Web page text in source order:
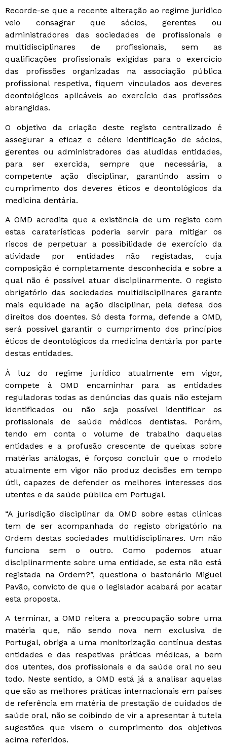
Recorde-se que a recente alteração ao regime jurídico
veio consagrar que sócios, gerentes ou
administradores das sociedades de profissionais e
multidisciplinares de profissionais, sem as
qualificações profissionais exigidas para o exercício
das profissões organizadas na associação pública
profissional respetiva, fiquem vinculados aos deveres
deontológicos aplicáveis ao exercício das profissões
abrangidas.
O objetivo da criação deste registo centralizado é
assegurar a eficaz e célere identificação de sócios,
gerentes ou administradores das aludidas entidades,
para ser exercida, sempre que necessária, a
competente ação disciplinar, garantindo assim o
cumprimento dos deveres éticos e deontológicos da
medicina dentária.
A OMD acredita que a existência de um registo com
estas caraterísticas poderia servir para mitigar os
riscos de perpetuar a possibilidade de exercício da
atividade por entidades não registadas, cuja
composição é completamente desconhecida e sobre a
qual não é possível atuar disciplinarmente. O registo
obrigatório das sociedades multidisciplinares garante
mais equidade na ação disciplinar, pela defesa dos
direitos dos doentes. Só desta forma, defende a OMD,
será possível garantir o cumprimento dos princípios
éticos de deontológicos da medicina dentária por parte
destas entidades.
À luz do regime jurídico atualmente em vigor,
compete à OMD encaminhar para as entidades
reguladoras todas as denúncias das quais não estejam
identificados ou não seja possível identificar os
profissionais de saúde médicos dentistas. Porém,
tendo em conta o volume de trabalho daquelas
entidades e a profusão crescente de queixas sobre
matérias análogas, é forçoso concluir que o modelo
atualmente em vigor não produz decisões em tempo
útil, capazes de defender os melhores interesses dos
utentes e da saúde pública em Portugal.
“A jurisdição disciplinar da OMD sobre estas clínicas
tem de ser acompanhada do registo obrigatório na
Ordem destas sociedades multidisciplinares. Um não
funciona sem o outro. Como podemos atuar
disciplinarmente sobre uma entidade, se esta não está
registada na Ordem?”, questiona o bastonário Miguel
Pavão, convicto de que o legislador acabará por acatar
esta proposta.
A terminar, a OMD reitera a preocupação sobre uma
matéria que, não sendo nova nem exclusiva de
Portugal, obriga a uma monitorização contínua destas
entidades e das respetivas práticas médicas, a bem
dos utentes, dos profissionais e da saúde oral no seu
todo. Neste sentido, a OMD está já a analisar aquelas
que são as melhores práticas internacionais em países
de referência em matéria de prestação de cuidados de
saúde oral, não se coibindo de vir a apresentar à tutela
sugestões que visem o cumprimento dos objetivos
acima referidos.